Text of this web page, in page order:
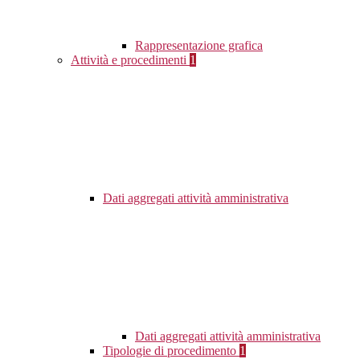
Rappresentazione grafica
Attività e procedimenti 1
Dati aggregati attività amministrativa
Dati aggregati attività amministrativa
Tipologie di procedimento 1